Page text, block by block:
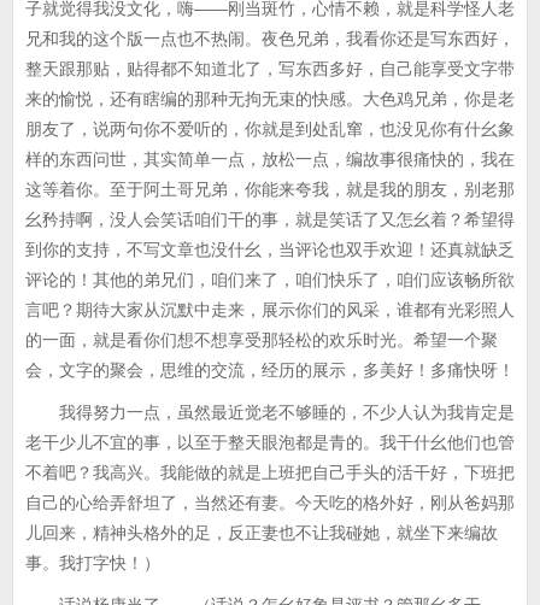
子就觉得我没文化，嗨——刚当斑竹，心情不赖，就是科学怪人老
兄和我的这个版一点也不热闹。夜色兄弟，我看你还是写东西好，
整天跟那贴，贴得都不知道北了，写东西多好，自己能享受文字带
来的愉悦，还有瞎编的那种无拘无束的快感。大色鸡兄弟，你是老
朋友了，说两句你不爱听的，你就是到处乱窜，也没见你有什幺象
样的东西问世，其实简单一点，放松一点，编故事很痛快的，我在
这等着你。至于阿土哥兄弟，你能来夸我，就是我的朋友，别老那
幺矜持啊，没人会笑话咱们干的事，就是笑话了又怎幺着？希望得
到你的支持，不写文章也没什幺，当评论也双手欢迎！还真就缺乏
评论的！其他的弟兄们，咱们来了，咱们快乐了，咱们应该畅所欲
言吧？期待大家从沉默中走来，展示你们的风采，谁都有光彩照人
的一面，就是看你们想不想享受那轻松的欢乐时光。希望一个聚
会，文字的聚会，思维的交流，经历的展示，多美好！多痛快呀！
我得努力一点，虽然最近觉老不够睡的，不少人认为我肯定是
老干少儿不宜的事，以至于整天眼泡都是青的。我干什幺他们也管
不着吧？我高兴。我能做的就是上班把自己手头的活干好，下班把
自己的心给弄舒坦了，当然还有妻。今天吃的格外好，刚从爸妈那
儿回来，精神头格外的足，反正妻也不让我碰她，就坐下来编故
事。我打字快！）